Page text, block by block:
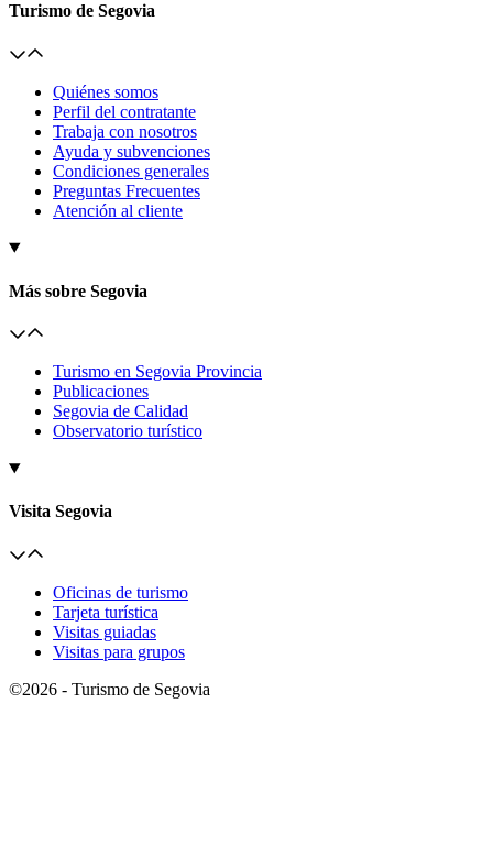
Turismo de Segovia
Quiénes somos
Perfil del contratante
Trabaja con nosotros
Ayuda y subvenciones
Condiciones generales
Preguntas Frecuentes
Atención al cliente
Más sobre Segovia
Turismo en Segovia Provincia
Publicaciones
Segovia de Calidad
Observatorio turístico
Visita Segovia
Oficinas de turismo
Tarjeta turística
Visitas guiadas
Visitas para grupos
©2026 - Turismo de Segovia